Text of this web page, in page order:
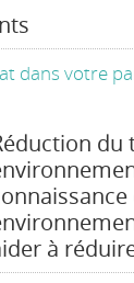
dans votre
du
à